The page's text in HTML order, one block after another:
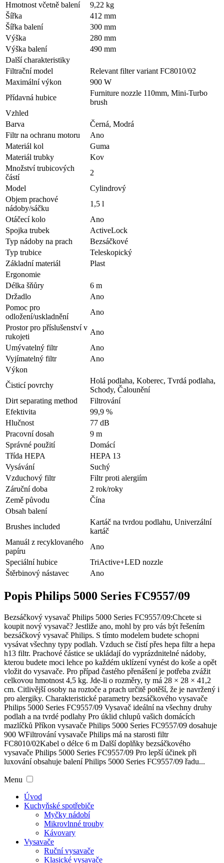
Hmotnost včetně balení
9,22 kg
Šířka
412 mm
Šířka balení
300 mm
Výška
280 mm
Výška balení
490 mm
Další charakteristiky
Filtrační model
Relevant filter variant FC8010/02
Maximální výkon
900 W
Přídavná hubice
Furniture nozzle 110mm, Mini-Turbo
brush
Vzhled
Barva
Černá, Modrá
Filtr na ochranu motoru
Ano
Materiál kol
Guma
Materiál trubky
Kov
Množství trubicových
částí
2
Model
Cylindrový
Objem prachové
nádoby/sáčku
1,5 l
Otáčecí kolo
Ano
Spojka trubek
ActiveLock
Typ nádoby na prach
Bezsáčkové
Typ trubice
Teleskopický
Základní materiál
Plast
Ergonomie
Délka šňůry
6 m
Držadlo
Ano
Pomoc pro
odložení/uskladnění
Ano
Prostor pro příslušenství v
rukojeti
Ano
Umývatelný filtr
Ano
Vyjímatelný filtr
Ano
Výkon
Čisticí povrchy
Holá podlaha, Koberec, Tvrdá podlaha,
Schody, Čalounění
Dirt separating method
Filtrování
Efektivita
99,9 %
Hlučnost
77 dB
Pracovní dosah
9 m
Správné použití
Domácí
Třída HEPA
HEPA 13
Vysávání
Suchý
Vzduchový filtr
Filtr proti alergiím
Záruční doba
2 rok/roky
Země původu
Čína
Obsah balení
Brushes included
Kartáč na tvrdou podlahu, Univerzální
kartáč
Manuál z recyklovaného
papíru
Ano
Speciální hubice
TriActive+LED nozzle
Štěrbinový nástavec
Ano
Popis Philips 5000 Series FC9557/09
Bezsáčkový vysavač Philips 5000 Series FC9557/09:Chcete si
koupit nový vysavač? Jestliže ano, mohl by pro vás být řešením
bezsáčkový vysavač Philips. S tímto modelem budete schopni
vysávat všechny typy podlah. Vzduch se čistí přes hepa filtr a hepa
h13 filtr. Prachové částice se ukládají do vyprázdnitelné nádoby,
kterou budete moci lehce po každém uklízení vynést do koše a opět
vložit do vysavače. Pro případ častého přenášení je potřeba zvážit
celkovou hmotnost 4,5 kg. Jde-li o rozměry, ty má 28 × 28 × 41,2
cm. Citlivější osoby na roztoče a prach určitě potěší, že je navržený i
pro alergiky. Charakteristické parametry bezsáčkového vysavače
Philips 5000 Series FC9557/09 Vysavač ideální na všechny druhy
podlah a na tvrdé podlahy Pro úklid chlupů vašich domácích
mazlíčků Příkon vysavače Philips 5000 Series FC9557/09 dosahuje
900 WFiltrování vysavače Philips má na starosti filtr
FC8010/02Kabel o délce 6 m Další doplňky bezsáčkového
vysavače Philips 5000 Series FC9557/09 Pro lepší účinek při
luxování obsahuje balení Philips 5000 Series FC9557/09 řadu...
Menu
Úvod
Kuchyňské spotřebiče
Myčky nádobí
Mikrovlnné trouby
Kávovary
Vysavače
Ruční vysavače
Klasické vysavače